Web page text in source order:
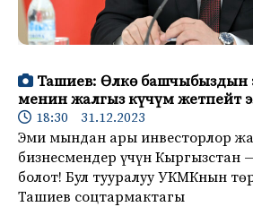
Ташиев: Өлкө башчыбыздын
менин жалгыз күчүм жетпейт
18:30 31.12.2023
Эми мындан ары инвесторлор
бизнесмендер үчүн Кыргызстан
болот! Бул тууралуу УКМКнын
Ташиев соцтармактагы